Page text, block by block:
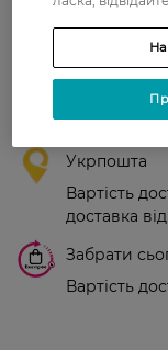
Нова пошта
У
Укрпошта
Вартість
доставка
Забрати
Вартість